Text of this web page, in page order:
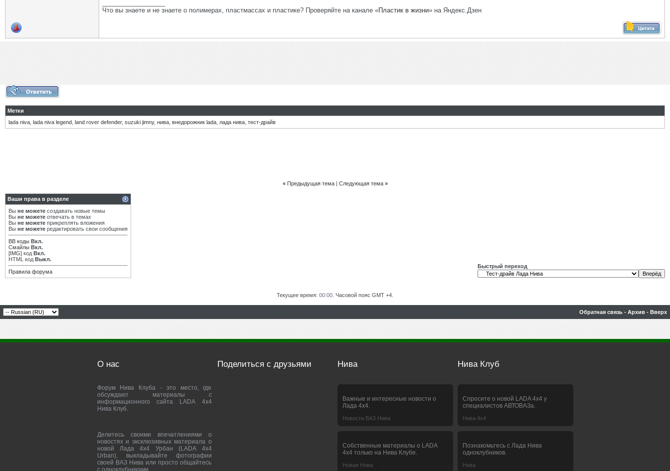
Что вы знаете и не знаете о полимерах, пластмассах и пластике? Проверяйте на канале «Пластик в жизни» на Яндекс.Дзен
Метки
lada niva lada niva legend land rover defender, suzuki jimny, нива внедорожник lada лада нива тест-драйв
« Предыдущая тема| Следующая тема »
Ваши права в разделе
Вы не можете создавать новые темы
Вы не можете отвечать в темах
Вы не можете прикреплять вложения
Вы не можете редактировать свои сообщения
BB коды Вкл.
Смайлы Вкл.
[IMG] код Вкл.
HTML код Выкл.
Правила форума
Быстрый переход
Текущее время: 00:00 . Часовой пояс GMT +4.
Обратная связь - Архив - Вверх
О нас
Форум Нива Клуба - это место, где
обсуждают материалы с
информационного сайта LADA 4x4
Нива Клуб.
Делитесь своими впечатлениями о
новостях и эксклюзивных материала о
новой Лада 4х4 Урбан (LADA 4x4
Urban), выкладывайте фотографии
своей ВАЗ Нива или просто общайтесь
с одноклубниками.
Поделиться с друзьями Нива
Важные и интересные новости о
Лада 4х4.
Новости ВАЗ Нива
Собственные материалы о LADA
4x4 только на Нива Клубе.
Новая Нива
Нива Клуб
Спросите о новой LADA 4x4 у
специалистов АВТОВАЗа.
Нива 4х4
Познакомьтесь с Лада Нива
одноклубников.
Нива